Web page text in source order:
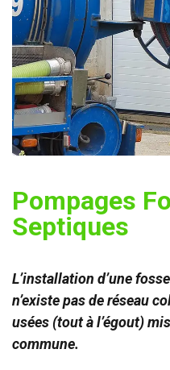
Pompages
Septiques
L’installation d’une
n’existe pas de réseau
usées (tout à l’égout)
commune.